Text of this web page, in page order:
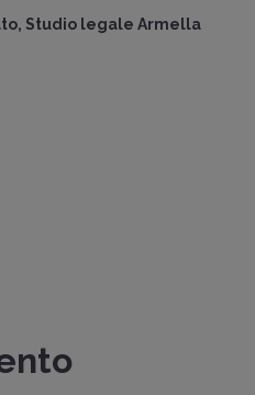
Studio legale Armella